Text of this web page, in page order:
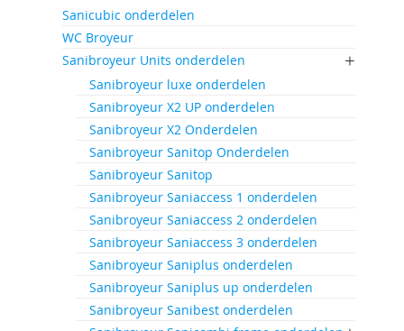
Sanicubic onderdelen
WC Broyeur
Sanibroyeur Units onderdelen
Sanibroyeur luxe onderdelen
Sanibroyeur X2 UP onderdelen
Sanibroyeur X2 Onderdelen
Sanibroyeur Sanitop Onderdelen
Sanibroyeur Sanitop
Sanibroyeur Saniaccess 1 onderdelen
Sanibroyeur Saniaccess 2 onderdelen
Sanibroyeur Saniaccess 3 onderdelen
Sanibroyeur Saniplus onderdelen
Sanibroyeur Saniplus up onderdelen
Sanibroyeur Sanibest onderdelen